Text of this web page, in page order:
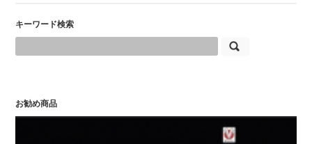
キーワード検索
お勧め商品